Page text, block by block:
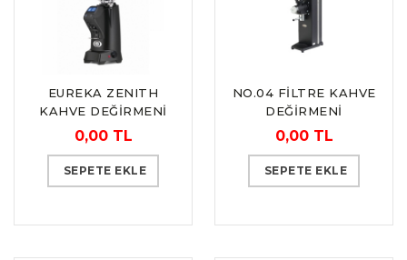
EUREKA ZENITH
KAHVE DEĞİRMENİ
0,00 TL
SEPETE EKLE
NO.04 FİLTRE KAHVE
DEĞİRMENİ
“SANTOS”
0,00 TL
SEPETE EKLE